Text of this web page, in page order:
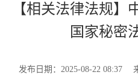
【相关法律法规】
国家秘密
发布日期：2025-08-22 08:37